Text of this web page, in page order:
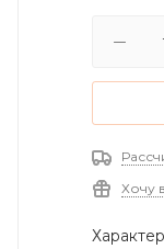
Хочу